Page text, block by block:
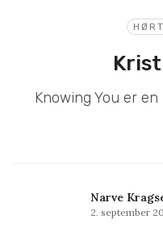
HØRT
Knowing You er
Narve
2. september